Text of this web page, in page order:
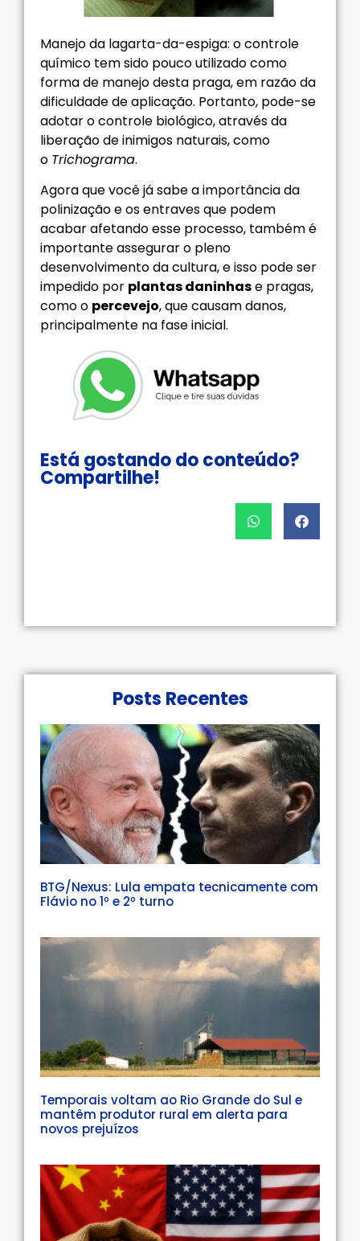
Manejo da lagarta-da-espiga: o controle
químico tem sido pouco utilizado como
forma de manejo desta praga, em razão da
dificuldade de aplicação. Portanto, pode-se
adotar o controle biológico, através da
liberação de inimigos naturais, como
o Trichograma.
Agora que você já sabe a importância da
polinização e os entraves que podem
acabar afetando esse processo, também é
importante assegurar o pleno
desenvolvimento da cultura, e isso pode ser
impedido por plantas daninhase pragas,
como o percevejo, que causam danos,
principalmente na fase inicial.
Está gostando do conteúdo?
Compartilhe!
Posts Recentes
BTG/Nexus: Lula empata tecnicamente com
Flávio no 1º e 2º turno
Temporais voltam ao Rio Grande do Sul e
mantêm produtor rural em alerta para
novos prejuízos